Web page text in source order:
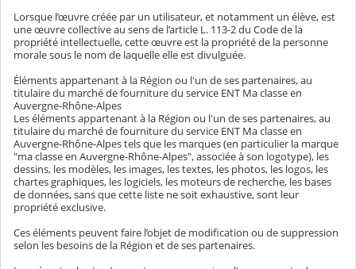
Lorsque l’œuvre créée par un utilisateur, et notamment un élève, est
une œuvre collective au sens de l’article L. 113-2 du Code de la
propriété intellectuelle, cette œuvre est la propriété de la personne
morale sous le nom de laquelle elle est divulguée.
Éléments appartenant à la Région ou l'un de ses partenaires, au
titulaire du marché de fourniture du service ENT Ma classe en
Auvergne-Rhône-Alpes
Les éléments appartenant à la Région ou l'un de ses partenaires, au
titulaire du marché de fourniture du service ENT Ma classe en
Auvergne-Rhône-Alpes tels que les marques (en particulier la marque
"ma classe en Auvergne-Rhône-Alpes", associée à son logotype), les
dessins, les modèles, les images, les textes, les photos, les logos, les
chartes graphiques, les logiciels, les moteurs de recherche, les bases
de données, sans que cette liste ne soit exhaustive, sont leur
propriété exclusive.
Ces éléments peuvent faire l’objet de modification ou de suppression
selon les besoins de la Région et de ses partenaires.